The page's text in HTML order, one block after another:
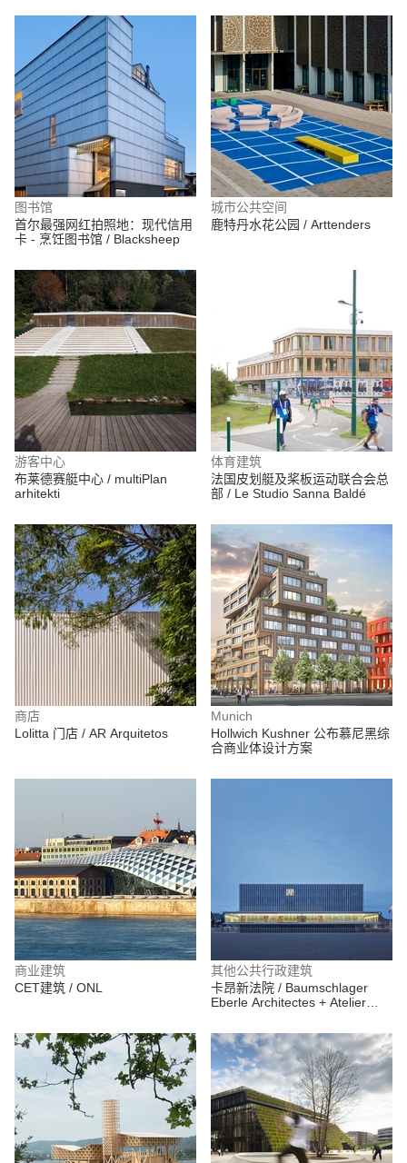
图书馆
首尔最强网红拍照地：现代信用
卡 - 烹饪图书馆 / Blacksheep
城市公共空间
鹿特丹水花公园 / Arttenders
游客中心
布莱德赛艇中心 / multiPlan
arhitekti
体育建筑
法国皮划艇及桨板运动联合会总
部 / Le Studio Sanna Baldé
商店
Lolitta 门店 / AR Arquitetos
Munich
Hollwich Kushner 公布慕尼黑综
合商业体设计方案
商业建筑
CET建筑 / ONL
其他公共行政建筑
卡昂新法院 / Baumschlager
Eberle Architectes + Atelier